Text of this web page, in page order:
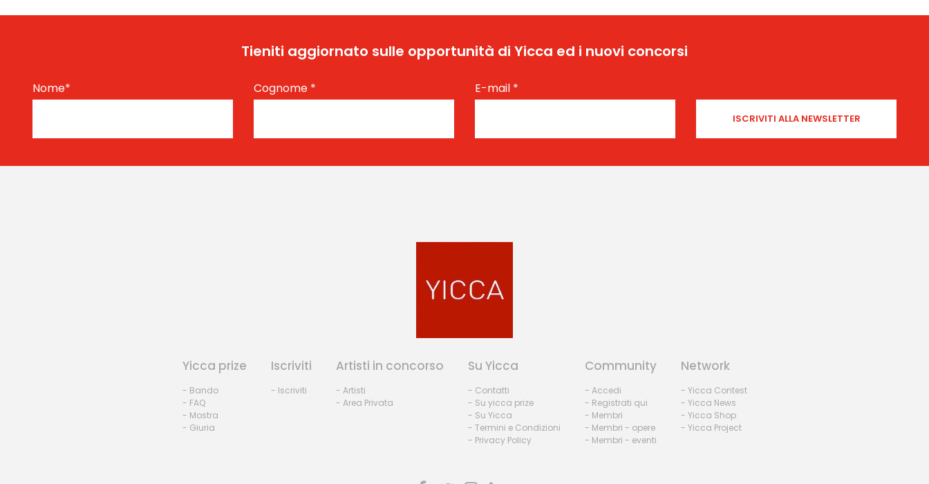
Tieniti aggiornato sulle opportunità di Yicca ed i nuovi concorsi
Nome* Cognome * E-mail *
Yicca prize
- Bando
- FAQ
- Mostra
- Giuria
Iscriviti
- Iscriviti
Artisti in concorso
- Artisti
- Area Privata
Su Yicca
- Contatti
- Su yicca prize
- Su Yicca
- Termini e Condizioni
- Privacy Policy
Community
- Accedi
- Registrati qui
- Membri
- Membri - opere
- Membri - eventi
Network
- Yicca Contest
- Yicca News
- Yicca Shop
- Yicca Project